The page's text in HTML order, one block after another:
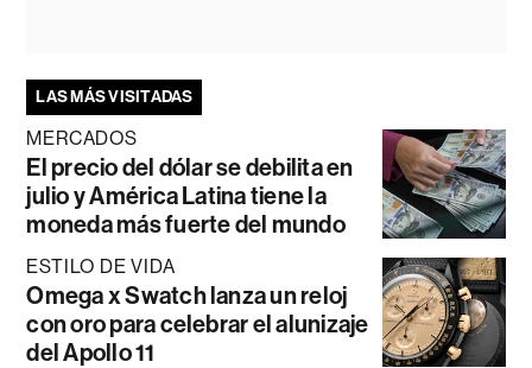
LAS MÁS VISITADAS
MERCADOS
El precio del dólar se debilita en
julio y América Latina tiene la
moneda más fuerte del mundo
ESTILO DE VIDA
Omega x Swatch lanza un reloj
con oro para celebrar el alunizaje
del Apollo 11